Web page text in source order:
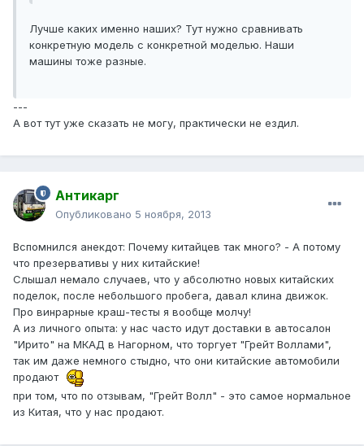
Лучше каких именно наших? Тут нужно сравнивать
конкретную модель с конкретной моделью. Наши
машины тоже разные.
---
А вот тут уже сказать не могу, практически не ездил.
Антикарг
Опубликовано 5 ноября, 2013
Вспомнился анекдот: Почему китайцев так много? - А потому
что презервативы у них китайские!
Слышал немало случаев, что у абсолютно новых китайских
поделок, после небольшого пробега, давал клина движок.
Про винрарные краш-тесты я вообще молчу!
А из личного опыта: у нас часто идут доставки в автосалон
"Ирито" на МКАД в Нагорном, что торгует "Грейт Воллами",
так им даже немного стыдно, что они китайские автомобили
продают
при том, что по отзывам, "Грейт Волл" - это самое нормальное
из Китая, что у нас продают.